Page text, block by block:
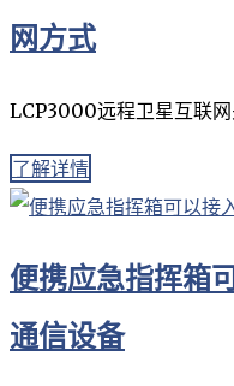
网方式
LCP3000远程卫星互联
了解详情
便携应急指挥箱
通信设备